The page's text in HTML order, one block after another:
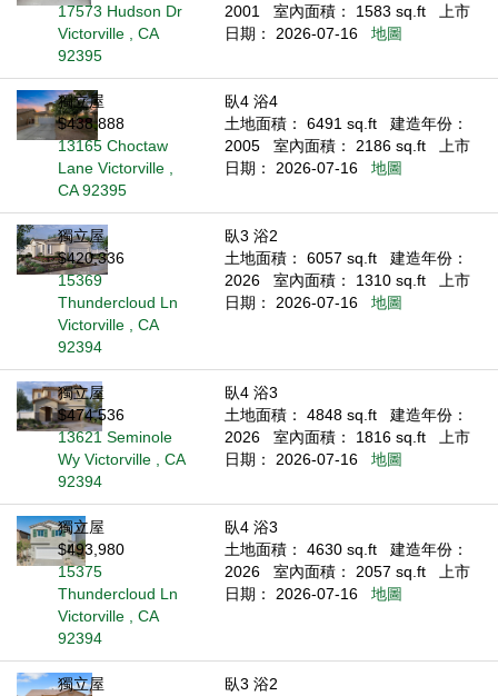
17573 Hudson Dr
Victorville , CA
92395
2001
室內面積： 1583 sq.ft
上市
日期： 2026-07-16
地圖
獨立屋
$438,888
13165 Choctaw
Lane Victorville ,
CA 92395
臥4 浴4
土地面積： 6491 sq.ft
建造年份：
2005
室內面積： 2186 sq.ft
上市
日期： 2026-07-16
地圖
獨立屋
$420,336
15369
Thundercloud Ln
Victorville , CA
92394
臥3 浴2
土地面積： 6057 sq.ft
建造年份：
2026
室內面積： 1310 sq.ft
上市
日期： 2026-07-16
地圖
獨立屋
$474,536
13621 Seminole
Wy Victorville , CA
92394
臥4 浴3
土地面積： 4848 sq.ft
建造年份：
2026
室內面積： 1816 sq.ft
上市
日期： 2026-07-16
地圖
獨立屋
$493,980
15375
Thundercloud Ln
Victorville , CA
92394
臥4 浴3
土地面積： 4630 sq.ft
建造年份：
2026
室內面積： 2057 sq.ft
上市
日期： 2026-07-16
地圖
獨立屋
臥3 浴2